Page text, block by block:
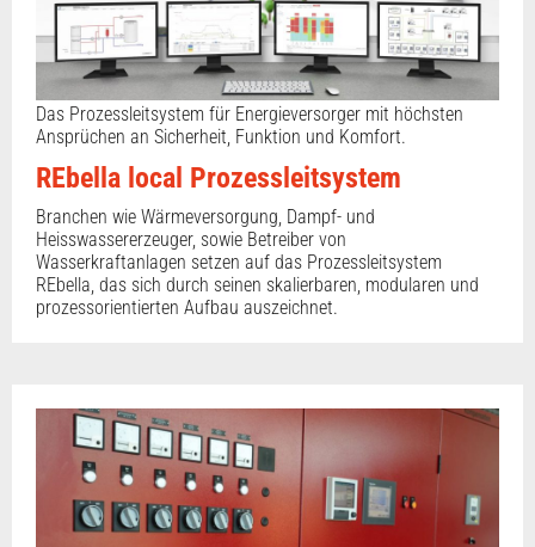
Das Prozessleitsystem für Energieversorger mit höchsten
Ansprüchen an Sicherheit, Funktion und Komfort.
REbella local Prozessleitsystem
Branchen wie Wärmeversorgung, Dampf- und
Heisswassererzeuger, sowie Betreiber von
Wasserkraftanlagen setzen auf das Prozessleitsystem
REbella, das sich durch seinen skalierbaren, modularen und
prozessorientierten Aufbau auszeichnet.